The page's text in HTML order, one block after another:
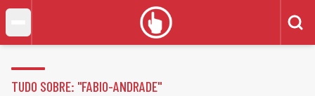
TUDO SOBRE: "FABIO-ANDRADE"